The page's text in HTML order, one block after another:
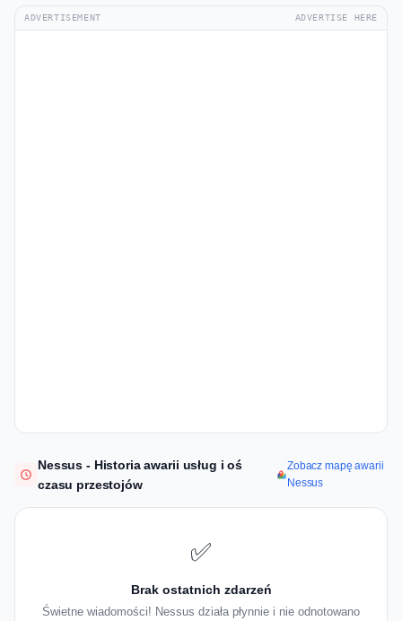
ADVERTISEMENT ADVERTISE HERE
Nessus - Historia awarii usług i oś
czasu przestojów
Zobacz mapę awarii
Nessus
✅
Brak ostatnich zdarzeń
Świetne wiadomości! Nessus działa płynnie i nie odnotowano